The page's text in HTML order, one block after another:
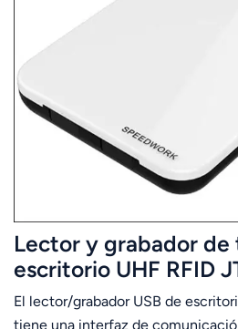
日语
한국
Türk
Lector y grabador de
escritorio UHF RFID
El lector/grabador USB de
tiene una interfaz de